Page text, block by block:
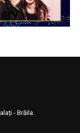
- Brăila.